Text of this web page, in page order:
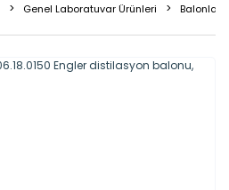
Genel Laboratuvar Ürünleri Balonlar